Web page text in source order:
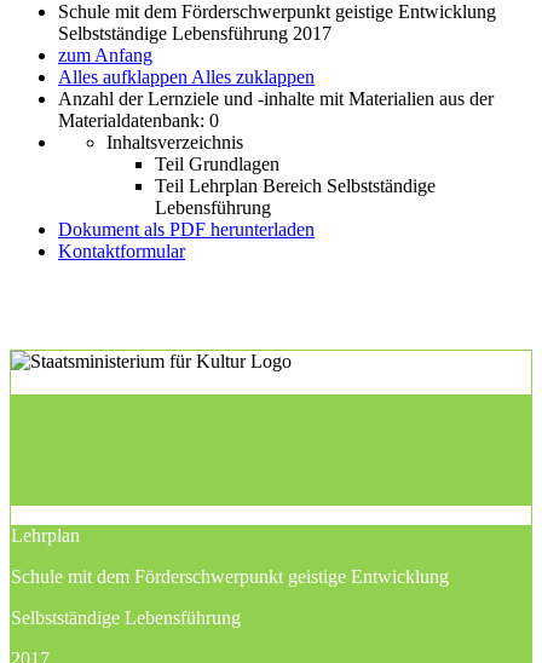
Schule mit dem Förderschwerpunkt geistige Entwicklung
Selbstständige Lebensführung 2017
zum Anfang
Alles aufklappen Alles zuklappen
Anzahl der Lernziele und -inhalte mit Materialien aus der
Materialdatenbank: 0
Inhaltsverzeichnis
Teil Grundlagen
Teil Lehrplan Bereich Selbstständige
Lebensführung
Dokument als PDF herunterladen
Kontaktformular
Lehrplan
Schule mit dem Förderschwerpunkt geistige Entwicklung
Selbstständige Lebensführung
2017